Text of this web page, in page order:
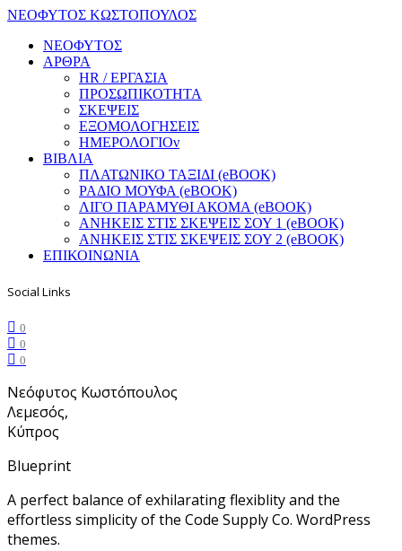
ΝΕΟΦΥΤΟΣ ΚΩΣΤΟΠΟΥΛΟΣ
ΝΕΟΦΥΤΟΣ
ΑΡΘΡΑ
HR / ΕΡΓΑΣΙΑ
ΠΡΟΣΩΠΙΚΟΤΗΤΑ
ΣΚΕΨΕΙΣ
ΕΞΟΜΟΛΟΓΗΣΕΙΣ
ΗΜΕΡΟΛΟΓΙΟν
ΒΙΒΛΙΑ
ΠΛΑΤΩΝΙΚΟ ΤΑΞΙΔΙ (eBOOK)
ΡΑΔΙΟ ΜΟΥΦΑ (eBOOK)
ΛΙΓΟ ΠΑΡΑΜΥΘΙ ΑΚΟΜΑ (eBOOK)
ΑΝΗΚΕΙΣ ΣΤΙΣ ΣΚΕΨΕΙΣ ΣΟΥ 1 (eBOOK)
ΑΝΗΚΕΙΣ ΣΤΙΣ ΣΚΕΨΕΙΣ ΣΟΥ 2 (eBOOK)
ΕΠΙΚΟΙΝΩΝΙΑ
Social Links
0
0
0
Νεόφυτος Κωστόπουλος
Λεμεσός,
Κύπρος
Blueprint
A perfect balance of exhilarating flexiblity and the
effortless simplicity of the Code Supply Co. WordPress
themes.